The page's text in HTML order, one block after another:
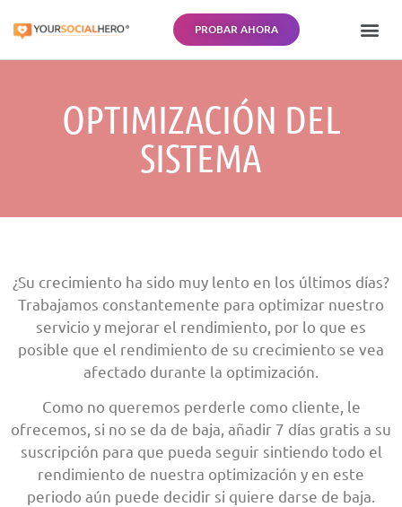
PROBAR AHORA
OPTIMIZACIÓN DEL
SISTEMA
¿Su crecimiento ha sido muy lento en los últimos días?
Trabajamos constantemente para optimizar nuestro
servicio y mejorar el rendimiento, por lo que es
posible que el rendimiento de su crecimiento se vea
afectado durante la optimización.
Como no queremos perderle como cliente, le
ofrecemos, si no se da de baja, añadir 7 días gratis a su
suscripción para que pueda seguir sintiendo todo el
rendimiento de nuestra optimización y en este
periodo aún puede decidir si quiere darse de baja.